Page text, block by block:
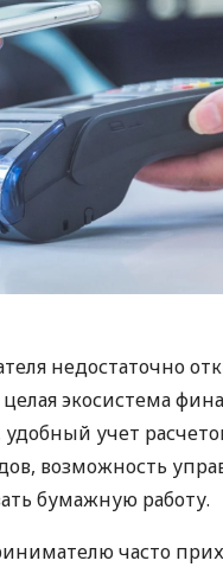
недостаточно
экосистема
учет
возможность
бумажную работу.
часто